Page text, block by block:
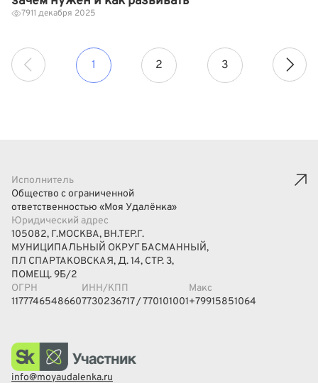
7911 декабря 2025
1 2 3
Исполнитель
Общество с ограниченной
ответственностью «Моя Удалёнка»
Юридический адрес
105082, Г.МОСКВА, ВН.ТЕР.Г.
МУНИЦИПАЛЬНЫЙ ОКРУГ БАСМАННЫЙ,
ПЛ СПАРТАКОВСКАЯ, Д. 14, СТР. 3,
ПОМЕЩ. 9Б/2
ОГРН
1177746548660
ИНН/КПП
7730236717 / 770101001
Макс
+79915851064
info@moyaudalenka.ru